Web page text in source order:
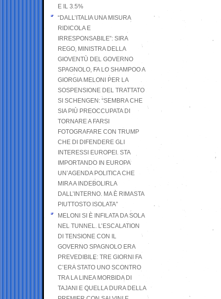
E IL 3.5%
“DALL’ITALIA UNA MISURA
RIDICOLA E
IRRESPONSABILE”: SIRA
REGO, MINISTRA DELLA
GIOVENTÙ DEL GOVERNO
SPAGNOLO, FA LO SHAMPOO A
GIORGIA MELONI PER LA
SOSPENSIONE DEL TRATTATO
SI SCHENGEN: “SEMBRA CHE
SIA PIÙ PREOCCUPATA DI
TORNARE A FARSI
FOTOGRAFARE CON TRUMP
CHE DI DIFENDERE GLI
INTERESSI EUROPEI. STA
IMPORTANDO IN EUROPA
UN’AGENDA POLITICA CHE
MIRA A INDEBOLIRLA
DALL’INTERNO. MA È RIMASTA
PIUTTOSTO ISOLATA”
MELONI SI È INFILATA DA SOLA
NEL TUNNEL. L’ESCALATION
DI TENSIONE CON IL
GOVERNO SPAGNOLO ERA
PREVEDIBILE: TRE GIORNI FA
C’ERA STATO UNO SCONTRO
TRA LA LINEA MORBIDA DI
TAJANI E QUELLA DURA DELLA